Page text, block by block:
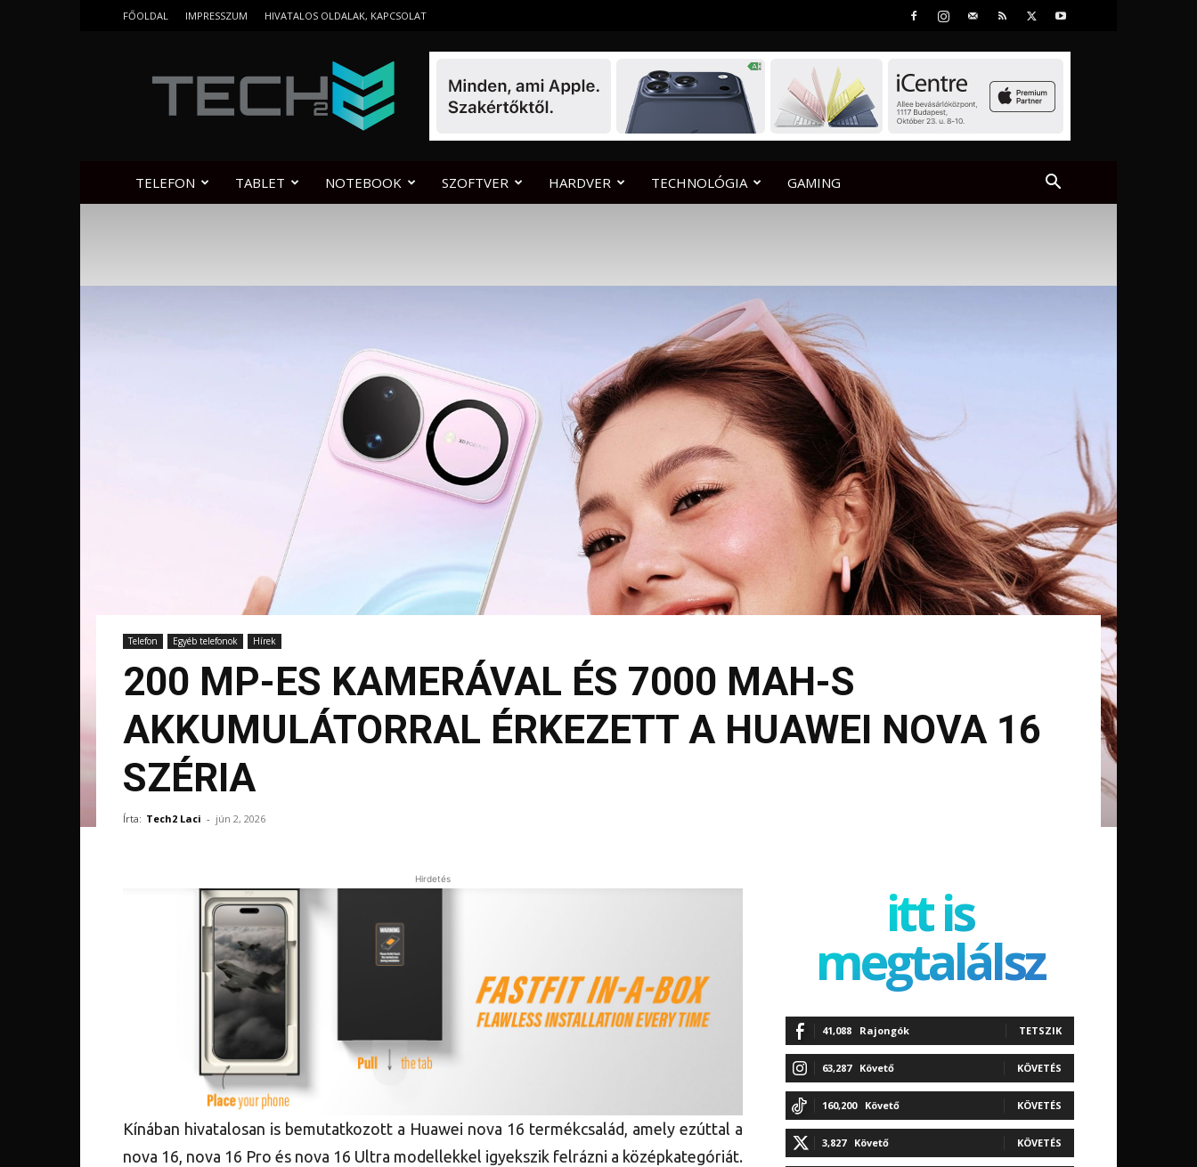
FŐOLDAL IMPRESSZUM HIVATALOS OLDALAK, KAPCSOLAT
TELEFON TABLET NOTEBOOK SZOFTVER HARDVER TECHNOLÓGIA GAMING
Telefon Egyéb telefonok Hírek
200 MP-ES KAMERÁVAL ÉS 7000 MAH-S
AKKUMULÁTORRAL ÉRKEZETT A HUAWEI NOVA 16
SZÉRIA
Írta: Tech2 Laci - jún 2, 2026
Hirdetés
Kínában hivatalosan is bemutatkozott a Huawei nova 16 termékcsalád, amely ezúttal a
nova 16, nova 16 Pro és nova 16 Ultra modellekkel igyekszik felrázni a középkategóriát.
itt is
megtalálsz
41,088 Rajongók TETSZIK
63,287 Követő KÖVETÉS
160,200 Követő KÖVETÉS
3,827 Követő KÖVETÉS